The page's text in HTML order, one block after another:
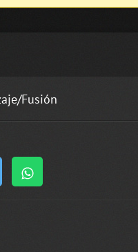
Fusión